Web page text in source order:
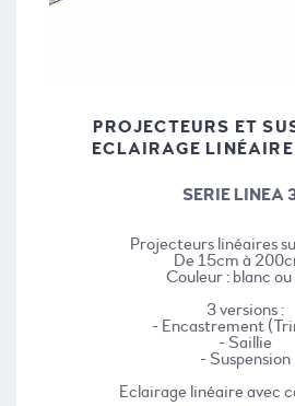
PROJECTEURS ET
ECLAIRAGE
SERIE LINEA
Projecteurs linéaires
De 15cm à
Couleur : blanc
3 versions :
- Encastrement
- Saillie
- Suspension
Eclairage linéaire avec